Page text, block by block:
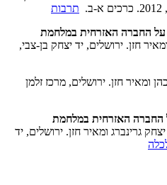
תרבות
על החברה האזרחית במלחמת
חזן. ירושלים, יד יצחק בן-צבי,
ומאיר חזן. ירושלים, מרכז זלמן
החברה האזרחית במלחמת
גרינברג ומאיר חזן. ירושלים, יד